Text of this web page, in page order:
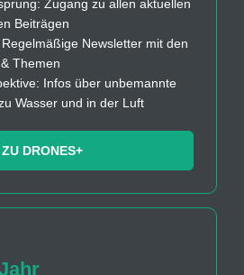
Zugang zu allen aktuellen
Beiträgen
Newsletter mit den
Themen
Infos über unbemannte
Wasser und in der Luft
ZU DRONES+